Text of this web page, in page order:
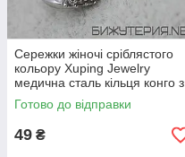
Сережки жіночі сріблястого
кольору Xuping Jewelry
медична сталь кільця конго з
кристалами 24K
Готово до відправки
49 ₴